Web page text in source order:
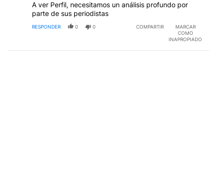
A ver Perfil, necesitamos un análisis profundo por
parte de sus periodistas
RESPONDER 0 0 COMPARTIR
MARCAR
COMO
INAPROPIADO